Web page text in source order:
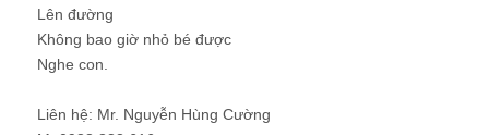
Lên đường
Không bao giờ nhỏ bé được
Nghe con.
Liên hệ: Mr. Nguyễn Hùng Cường